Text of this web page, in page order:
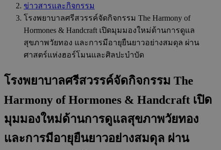
ข่าวสารและกิจกรรม
โรงพยาบาลศรีสวรรค์จัดกิจกรรม The Harmony of
Hormones & Handcraft เปิดมุมมองใหม่ด้านการดูแล
สุขภาพวัยทอง และการมีอายุยืนยาวอย่างสมดุล ผ่าน
ศาสตร์แห่งฮอร์โมนและศิลปะบำบัด
โรงพยาบาลศรีสวรรค์จัดกิจกรรม The
Harmony of Hormones & Handcraft เปิด
มุมมองใหม่ด้านการดูแลสุขภาพวัยทอง
และการมีอายุยืนยาวอย่างสมดุล ผ่าน